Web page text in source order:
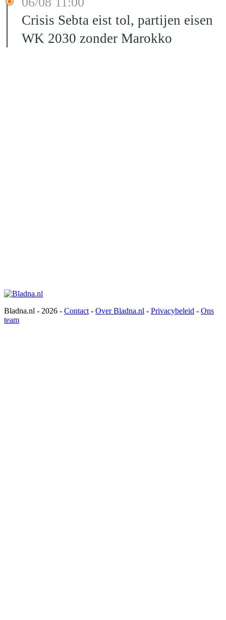
Crisis Sebta eist tol, partijen eisen
WK 2030 zonder Marokko
Bladna.nl - 2026 - Contact - Over Bladna.nl - Privacybeleid - Ons
team